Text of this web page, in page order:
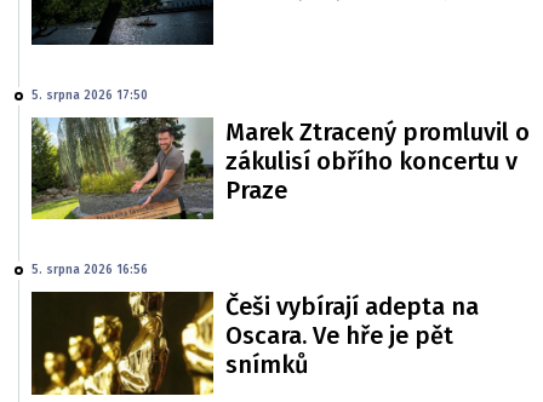
5. srpna 2026 17:50
Marek Ztracený promluvil o
zákulisí obřího koncertu v
Praze
5. srpna 2026 16:56
Češi vybírají adepta na
Oscara. Ve hře je pět
snímků